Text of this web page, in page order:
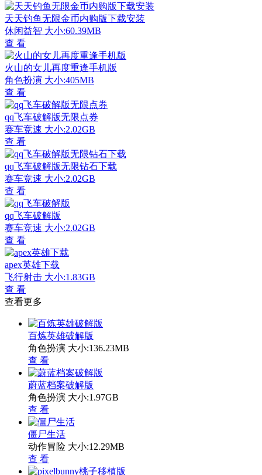
天天钓鱼无限金币内购版下载安装
休闲益智 大小:60.39MB
查 看
火山的女儿再度重逢手机版
角色扮演 大小:405MB
查 看
qq飞车破解版无限点券
赛车竞速 大小:2.02GB
查 看
qq飞车破解版无限钻石下载
赛车竞速 大小:2.02GB
查 看
qq飞车破解版
赛车竞速 大小:2.02GB
查 看
apex英雄下载
飞行射击 大小:1.83GB
查 看
查看更多
百炼英雄破解版
角色扮演 大小:136.23MB
查 看
蔚蓝档案破解版
角色扮演 大小:1.97GB
查 看
僵尸生活
动作冒险 大小:12.29MB
查 看